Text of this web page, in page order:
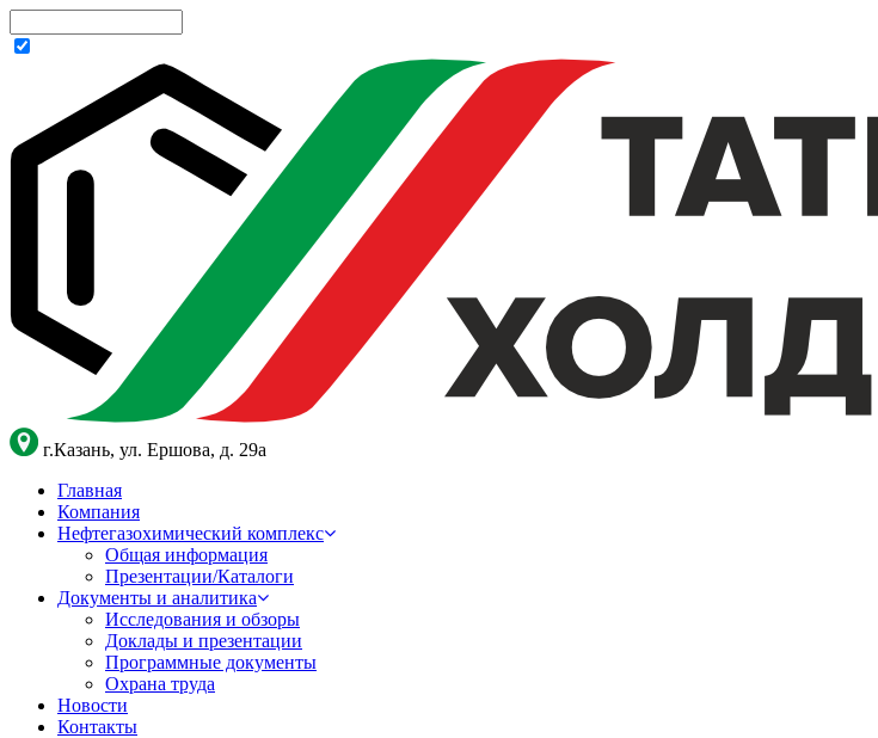
г.Казань, ул. Ершова, д. 29а
Главная
Компания
Нефтегазохимический комплекс
Общая информация
Презентации/Каталоги
Документы и аналитика
Исследования и обзоры
Доклады и презентации
Программные документы
Охрана труда
Новости
Контакты